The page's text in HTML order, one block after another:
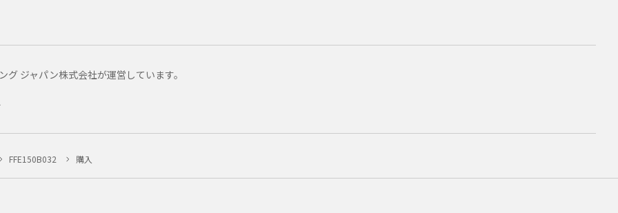
ジャパン株式会社が運営しています。
FFE150B032 購入